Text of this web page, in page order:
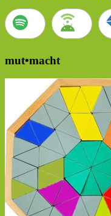
mut•macht